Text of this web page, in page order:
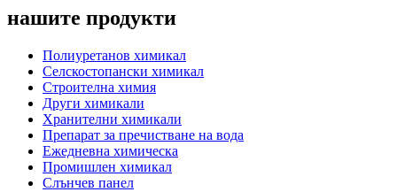
нашите продукти
Полиуретанов химикал
Селскостопански химикал
Строителна химия
Други химикали
Хранителни химикали
Препарат за пречистване на вода
Ежедневна химическа
Промишлен химикал
Слънчев панел